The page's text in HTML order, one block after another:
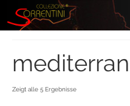
mediterran
Zeigt alle 5 Ergebnisse